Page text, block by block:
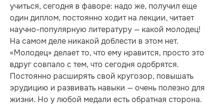
учиться, сегодня в фаворе: надо же, получил еще
один диплом, постоянно ходит на лекции, читает
научно-популярную литературу — какой молодец!
На самом деле никакой доблести в этом нет.
«Молодец» делает то, что ему нравится, просто это
вдруг совпало с тем, что сегодня одобрятся.
Постоянно расширять свой кругозор, повышать
эрудицию и развивать навыки — очень полезно для
жизни. Но у любой медали есть обратная сторона.